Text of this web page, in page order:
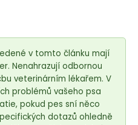
v tomto článku mají
Nenahrazují odbornou
veterinárním lékařem. V
problémů vašeho psa
pokud pes sní něco
dotazů ohledně